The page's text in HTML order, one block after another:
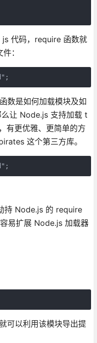
js 代码，require 函数就
：
数是如何加载模块及如
让 Node.js 支持加载 t
有更优雅、更简单的方
这个第三方库。
持 Node.js 的 require
易扩展 Node.js 加载器
可以利用该模块导出提